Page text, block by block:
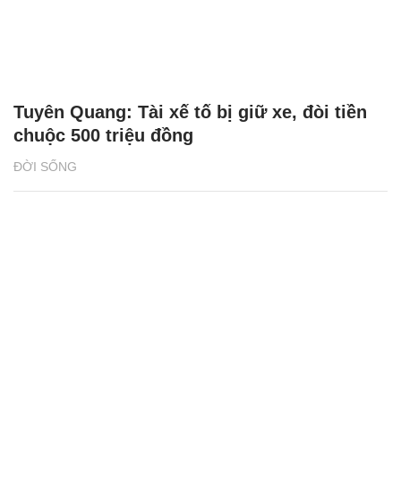
ĐỜI SỐNG
Tuyên Quang: Tài xế tố bị giữ xe, đòi tiền
chuộc 500 triệu đồng